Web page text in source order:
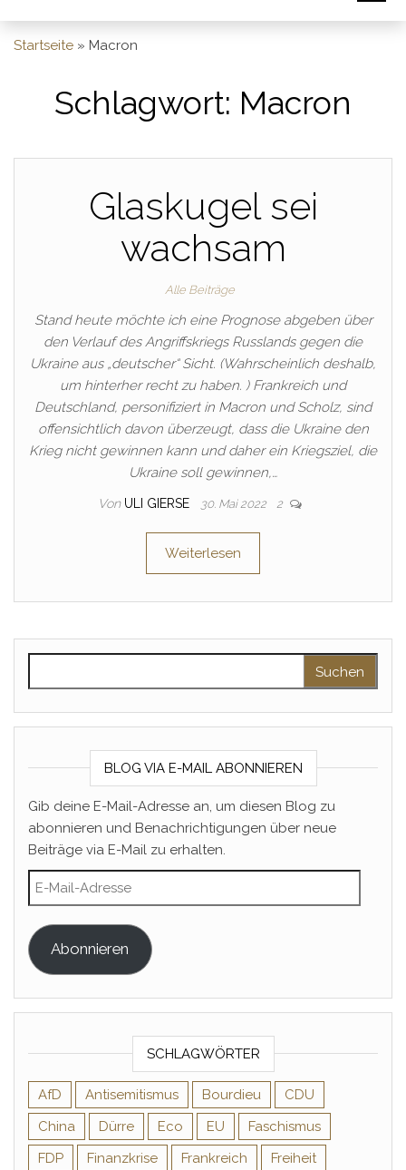
Startseite » Macron
Schlagwort: Macron
Glaskugel sei
wachsam
Alle Beiträge
Stand heute möchte ich eine Prognose abgeben über
den Verlauf des Angriffskriegs Russlands gegen die
Ukraine aus „deutscher“ Sicht. (Wahrscheinlich deshalb,
um hinterher recht zu haben. ) Frankreich und
Deutschland, personifiziert in Macron und Scholz, sind
offensichtlich davon überzeugt, dass die Ukraine den
Krieg nicht gewinnen kann und daher ein Kriegsziel, die
Ukraine soll gewinnen,…
Von ULI GIERSE 30. Mai 2022 2
Weiterlesen
BLOG VIA E-MAIL ABONNIEREN
Gib deine E-Mail-Adresse an, um diesen Blog zu
abonnieren und Benachrichtigungen über neue
Beiträge via E-Mail zu erhalten.
E-Mail-Adresse
Abonnieren
SCHLAGWÖRTER
AfD Antisemitismus Bourdieu
CDU
China
Dürre Eco EU
Faschismus
FDP
Finanzkrise Frankreich
Freiheit